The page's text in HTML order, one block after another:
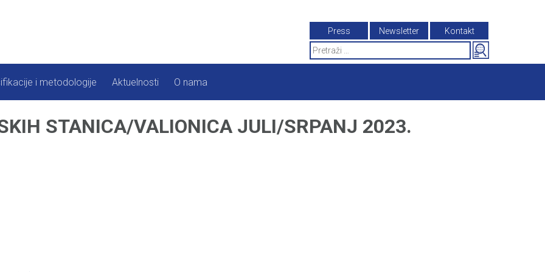
Press Newsletter
Kontakt
Search
for:
i metodologije Aktuelnosti O nama
STANICA/VALIONICA JULI/SRPANJ 2023.